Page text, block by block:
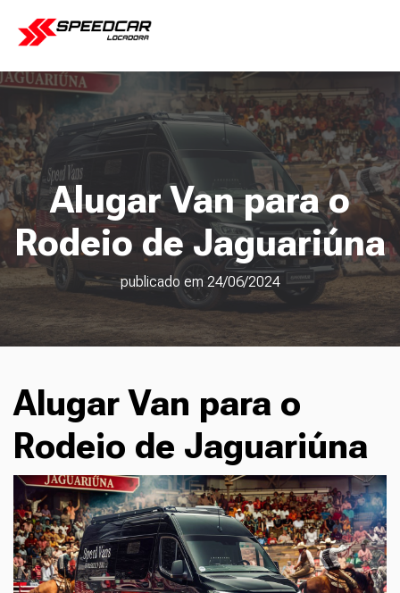
Alugar Van para o
Rodeio de Jaguariúna
publicado em 24/06/2024
Alugar Van para o
Rodeio de Jaguariúna